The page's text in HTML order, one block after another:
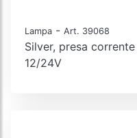
Lampa - Art. 39068
Silver, presa
12/24V